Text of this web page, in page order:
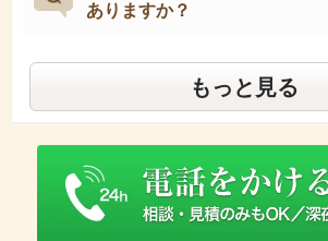
ありますか？
もっと見る